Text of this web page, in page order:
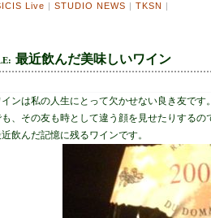
Live | STUDIO NEWS | TKSN |
最近飲んだ美味しいワイン
ンは私の人生にとって欠かせない良き友です。
、その友も時として違う顔を見せたりするの
飲んだ記憶に残るワインです。